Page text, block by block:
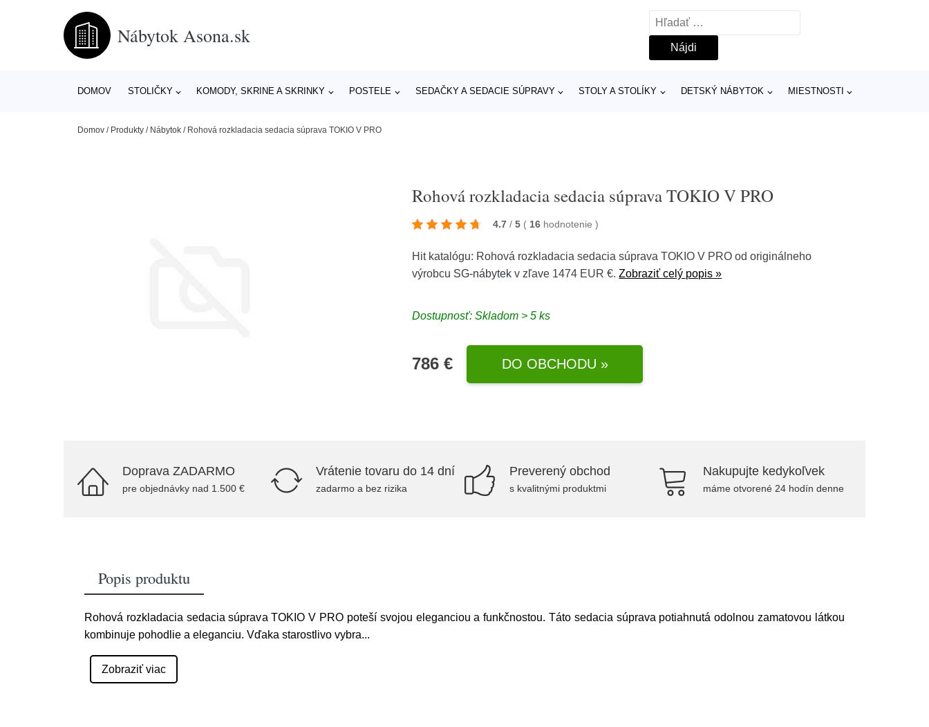
Nábytok Asona.sk
Hľadať:
DOMOV STOLIČKY KOMODY, SKRINE A SKRINKY POSTELE SEDAČKY A SEDACIE SÚPRAVY STOLY A STOLÍKY DETSKÝ NÁBYTOK MIESTNOSTI
Domov / Produkty / Nábytok / Rohová rozkladacia sedacia súprava TOKIO V PRO
Rohová rozkladacia sedacia súprava TOKIO V PRO
4.7 / 5 ( 16 hodnotenie)
Hit katalógu: Rohová rozkladacia sedacia súprava TOKIO V PRO od originálneho
výrobcu SG-nábytek v zľave 1474 EUR €.Zobraziť celý popis »
Dostupnosť: Skladom > 5 ks
786 € DO OBCHODU »
Doprava ZADARMO
pre objednávky nad 1.500 €
Vrátenie tovaru do 14 dní
zadarmo a bez rizika
Preverený obchod
s kvalitnými produktmi
Nakupujte kedykoľvek
máme otvorené 24 hodín denne
Popis produktu
Rohová rozkladacia sedacia súprava TOKIO V PRO poteší svojou eleganciou a funkčnostou. Táto sedacia súprava potiahnutá odolnou zamatovou látkou
kombinuje pohodlie a eleganciu. Vďaka starostlivo vybra...
Zobraziť viac